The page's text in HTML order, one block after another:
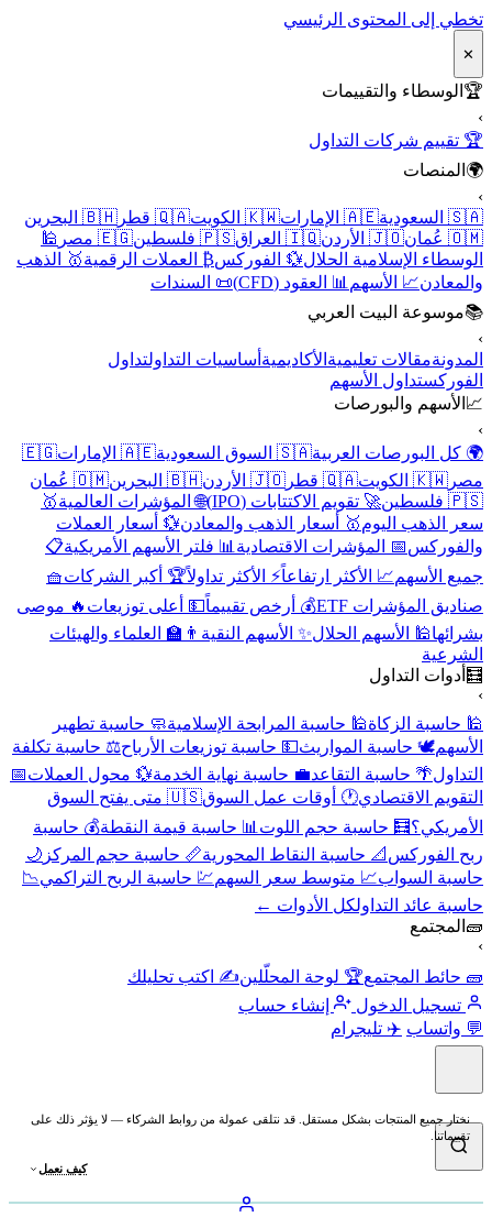
تخطي إلى المحتوى الرئيسي
✕
🏆 الوسطاء والتقييمات
›
🏆 تقييم شركات التداول
🌍 المنصات
›
🇸🇦 السعودية
🇦🇪 الإمارات 🇰🇼 الكويت 🇶🇦 قطر
🇧🇭 البحرين
🇴🇲 عُمان
🇯🇴 الأردن 🇮🇶 العراق 🇵🇸 فلسطين 🇪🇬 مصر
🕌
الوسطاء الإسلامية الحلال💱 الفوركس₿ العملات الرقمية🥇 الذهب
والمعادن📈 الأسهم 📊 العقود (CFD)
📜 السندات
📚موسوعة البيت العربي
›
المدونةمقالات تعليمية الأكاديمية أساسيات التداولتداول
الفوركستداول الأسهم
📈 الأسهم والبورصات
›
🌍 كل البورصات العربية🇸🇦 السوق السعودية 🇦🇪 الإمارات
🇪🇬
مصر 🇰🇼 الكويت 🇶🇦 قطر 🇯🇴 الأردن 🇧🇭 البحرين
🇴🇲 عُمان
🇵🇸 فلسطين
🚀 تقويم الاكتتابات (IPO) 🌐 المؤشرات العالمية🥇
سعر الذهب اليوم🥇 أسعار الذهب والمعادن💱 أسعار العملات
والفوركس📅 المؤشرات الاقتصادية 📊 فلتر الأسهم الأمريكية📋
جميع الأسهم📈 الأكثر ارتفاعاً⚡ الأكثر تداولاً🏆 أكبر الشركات🧺
صناديق المؤشرات ETF
💰 أرخص تقييماً💵 أعلى توزيعات 🔥 موصى
بشرائها🕌 الأسهم الحلال✨ الأسهم النقية 👨‍🏫 العلماء والهيئات
الشرعية
🧮 أدوات التداول
›
🕌 حاسبة الزكاة🕌 حاسبة المرابحة الإسلامية🧼 حاسبة تطهير
الأسهم🕊️ حاسبة المواريث💵 حاسبة توزيعات الأرباح⚖️ حاسبة تكلفة
التداول🌴 حاسبة التقاعد💼 حاسبة نهاية الخدمة💱 محول العملات📅
التقويم الاقتصادي🕐 أوقات عمل السوق
🇺🇸 متى يفتح السوق
الأمريكي؟🧮 حاسبة حجم اللوت 📊 حاسبة قيمة النقطة💰 حاسبة
ربح الفوركس 📐 حاسبة النقاط المحورية📏 حاسبة حجم المركز 🌙
حاسبة السواب📈 متوسط سعر السهم💹 حاسبة الربح التراكمي📉
حاسبة عائد التداولكل الأدوات ←
🧱 المجتمع
›
🧱 حائط المجتمع🏆 لوحة المحلّلين✍️ اكتب تحليلك
تسجيل الدخول
إنشاء حساب
💬 واتساب ✈️ تليجرام
نختار جميع المنتجات بشكل مستقل. قد نتلقى عمولة من روابط الشركاء — لا يؤثر ذلك على
تقييماتنا.
كيف نعمل